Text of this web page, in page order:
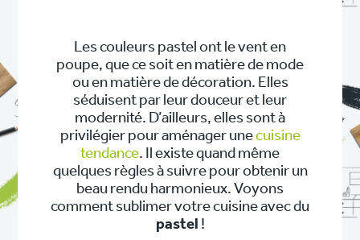
Les couleurs pastel ont le vent en
poupe, que ce soit en matière de mode
ou en matière de décoration. Elles
séduisent par leur douceur et leur
modernité. D’ailleurs, elles sont à
privilégier pour aménager unecuisine
tendance. Il existe quand même
quelques règles à suivre pour obtenir un
beau rendu harmonieux. Voyons
comment sublimer votre cuisine avec du
pastel !